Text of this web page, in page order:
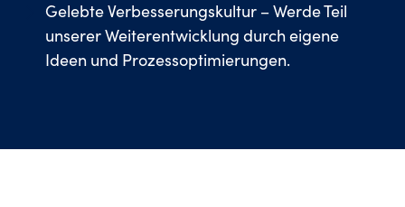
Gelebte Verbesserungskultur – Werde Teil
unserer Weiterentwicklung durch eigene
Ideen und Prozessoptimierungen.